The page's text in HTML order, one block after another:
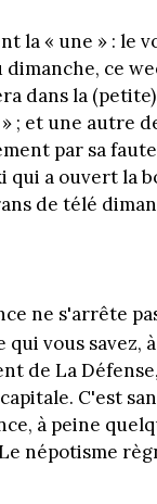
la « une » : le
ce
dans la
; et une autre
par sa
a ouvert la
de télé
ne s'arrête
qui vous savez,
de La
C'est
à peine
népotisme